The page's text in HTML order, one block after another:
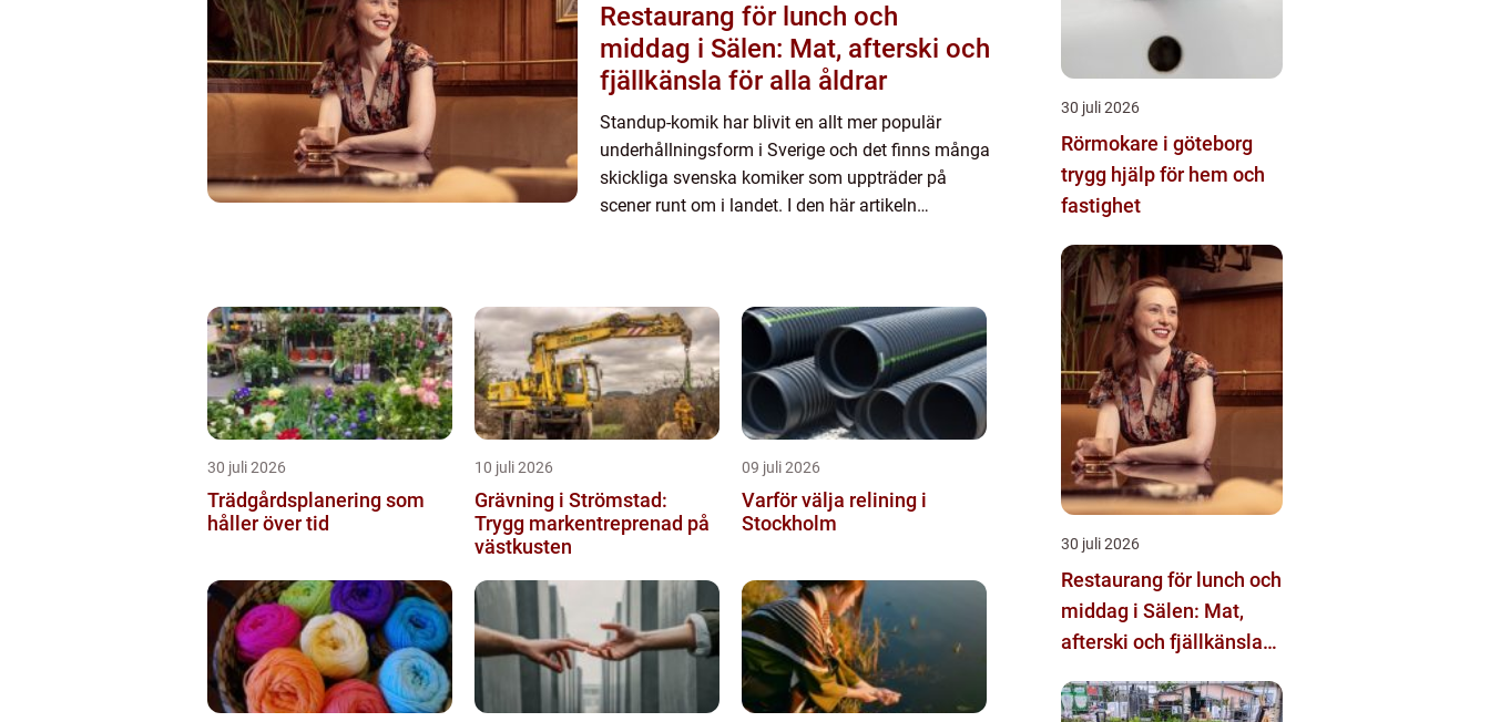
Restaurang för lunch och
middag i Sälen: Mat, afterski och
fjällkänsla för alla åldrar
Standup-komik har blivit en allt mer populär
underhållningsform i Sverige och det finns många
skickliga svenska komiker som uppträder på
scener runt om i landet. I den här artikeln
30 juli 2026
Trädgårdsplanering som
håller över tid
10 juli 2026
Grävning i Strömstad:
Trygg markentreprenad på
västkusten
09 juli 2026
Varför välja relining i
Stockholm
30 juli 2026
Rörmokare i göteborg
trygg hjälp för hem och
fastighet
30 juli 2026
Restaurang för lunch och
middag i Sälen: Mat,
afterski och fjällkänsla